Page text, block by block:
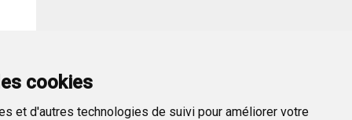
cookies
et d'autres technologies de suivi pour améliorer votre